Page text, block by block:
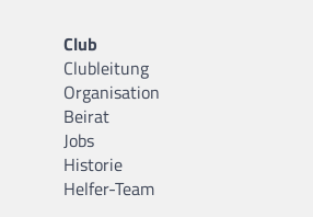
Club
Clubleitung
Organisation
Beirat
Jobs
Historie
Helfer-Team